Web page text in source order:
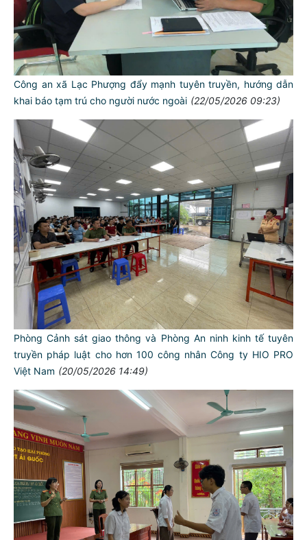
Công an xã Lạc Phượng đẩy mạnh tuyên truyền, hướng dẫn
khai báo tạm trú cho người nước ngoài (22/05/2026 09:23)
Phòng Cảnh sát giao thông và Phòng An ninh kinh tế tuyên
truyền pháp luật cho hơn 100 công nhân Công ty HIO PRO
Việt Nam (20/05/2026 14:49)